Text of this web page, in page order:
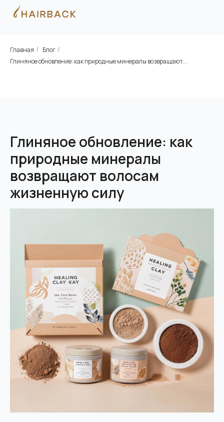
Главная / Блог /
Глиняное обновление: как природные минералы возвращают...
Глиняное обновление: как
природные минералы
возвращают волосам
жизненную силу